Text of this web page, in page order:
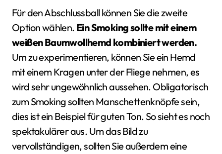
Für den Abschlussball können Sie die zweite
Option wählen. Ein Smoking sollte mit einem
weißen Baumwollhemd kombiniert werden.
Um zu experimentieren, können Sie ein Hemd
mit einem Kragen unter der Fliege nehmen, es
wird sehr ungewöhnlich aussehen. Obligatorisch
zum Smoking sollten Manschettenknöpfe sein,
dies ist ein Beispiel für guten Ton. So sieht es noch
spektakulärer aus. Um das Bild zu
vervollständigen, sollten Sie außerdem eine